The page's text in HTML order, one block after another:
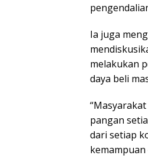
Ia juga
melakukan
daya beli
pangan
dari setiap